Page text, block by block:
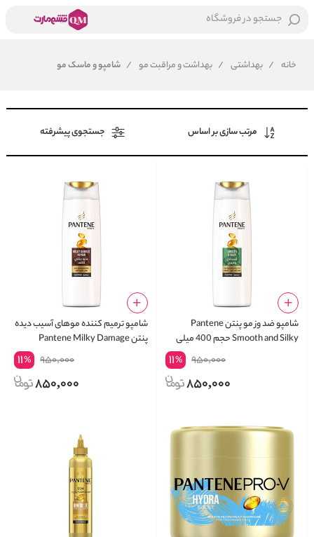
جستجو در فروشگاه
خانه / بهداشتی / بهداشت و مراقبت مو / شامپو و ماسک مو
مرتب سازی بر اساس جستجوی پیشرفته
شامپو ضد وز مو پنتن Pantene
Smooth and Silky حجم 400 میلی
950,000
11%
850,000
شامپو ترمیم کننده موهای آسیب دیده
پنتن Pantene Milky Damage
950,000
11%
850,000